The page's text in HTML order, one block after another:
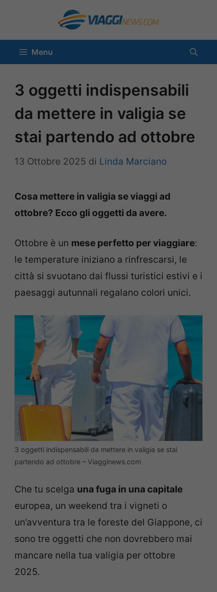
contenuto
Menu
3 oggetti indispensabili
da mettere in valigia se
stai partendo ad ottobre
13 Ottobre 2025 di Linda Marciano
Cosa mettere in valigia se viaggi ad
ottobre? Ecco gli oggetti da avere.
Ottobre è un mese perfetto per viaggiare:
le temperature iniziano a rinfrescarsi, le
città si svuotano dai flussi turistici estivi e i
paesaggi autunnali regalano colori unici.
3 oggetti indispensabili da mettere in valigia se stai
partendo ad ottobre – Viagginews.com
Che tu scelga una fuga in una capitale
europea, un weekend tra i vigneti o
un’avventura tra le foreste del Giappone, ci
sono tre oggetti che non dovrebbero mai
mancare nella tua valigia per ottobre
2025.